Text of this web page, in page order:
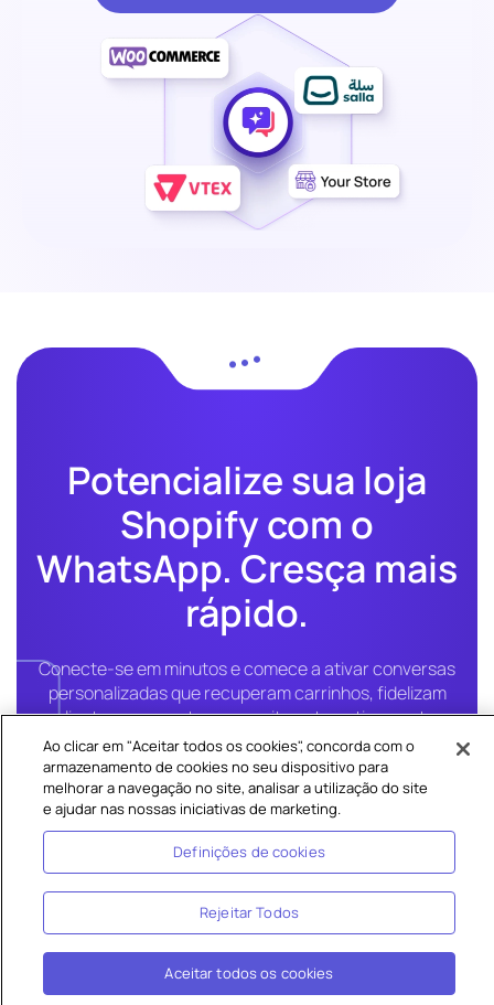
Potencialize sua loja
Shopify com o
WhatsApp. Cresça mais
rápido.
Conecte-se em minutos e comece a ativar conversas
personalizadas que recuperam carrinhos, fidelizam
clientes e aumentam a receita automaticamente.
Agendar uma demonstração
Ao clicar em "Aceitar todos os cookies", concorda com o
armazenamento de cookies no seu dispositivo para
melhorar a navegação no site, analisar a utilização do site
e ajudar nas nossas iniciativas de marketing.
Definições de cookies
Rejeitar Todos
Aceitar todos os cookies